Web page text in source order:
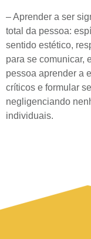
– Aprender a ser
total da pessoa:
sentido estético,
para se comunicar,
pessoa aprender a
críticos e formular
negligenciando
individuais.